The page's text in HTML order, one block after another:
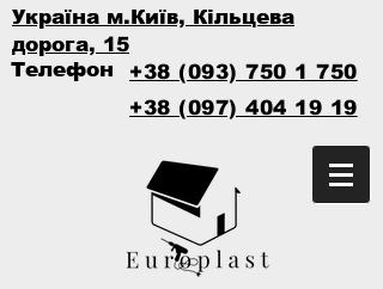
Телефон
Україна м.Київ, Кільцева
дорога, 15
+38 (093) 750 1 750
+38 (097) 404 19 19